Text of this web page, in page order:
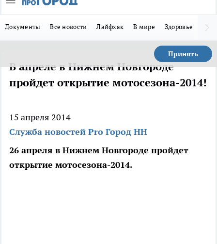
Документы Все новости Лайфхак В мире Здоровье
Принять
В апреле в Нижнем Новгороде
пройдет открытие мотосезона-2014!
15 апреля 2014
Служба новостей Pro Город НН
26 апреля в Нижнем Новгороде пройдет
открытие мотосезона-2014.